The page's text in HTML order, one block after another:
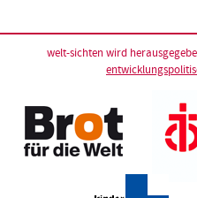
welt-sichten wird